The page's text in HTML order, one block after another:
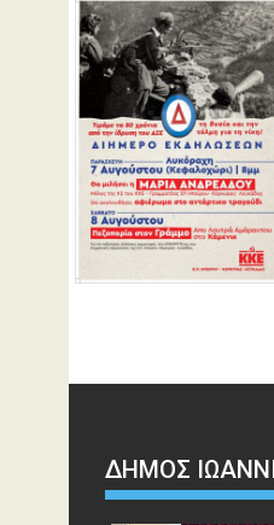
ΔΗΜΟΣ